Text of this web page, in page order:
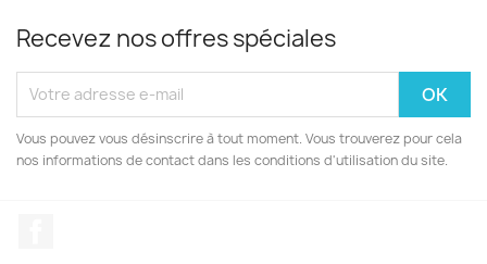
Recevez nos offres spéciales
Vous pouvez vous désinscrire à tout moment. Vous trouverez pour cela
nos informations de contact dans les conditions d'utilisation du site.